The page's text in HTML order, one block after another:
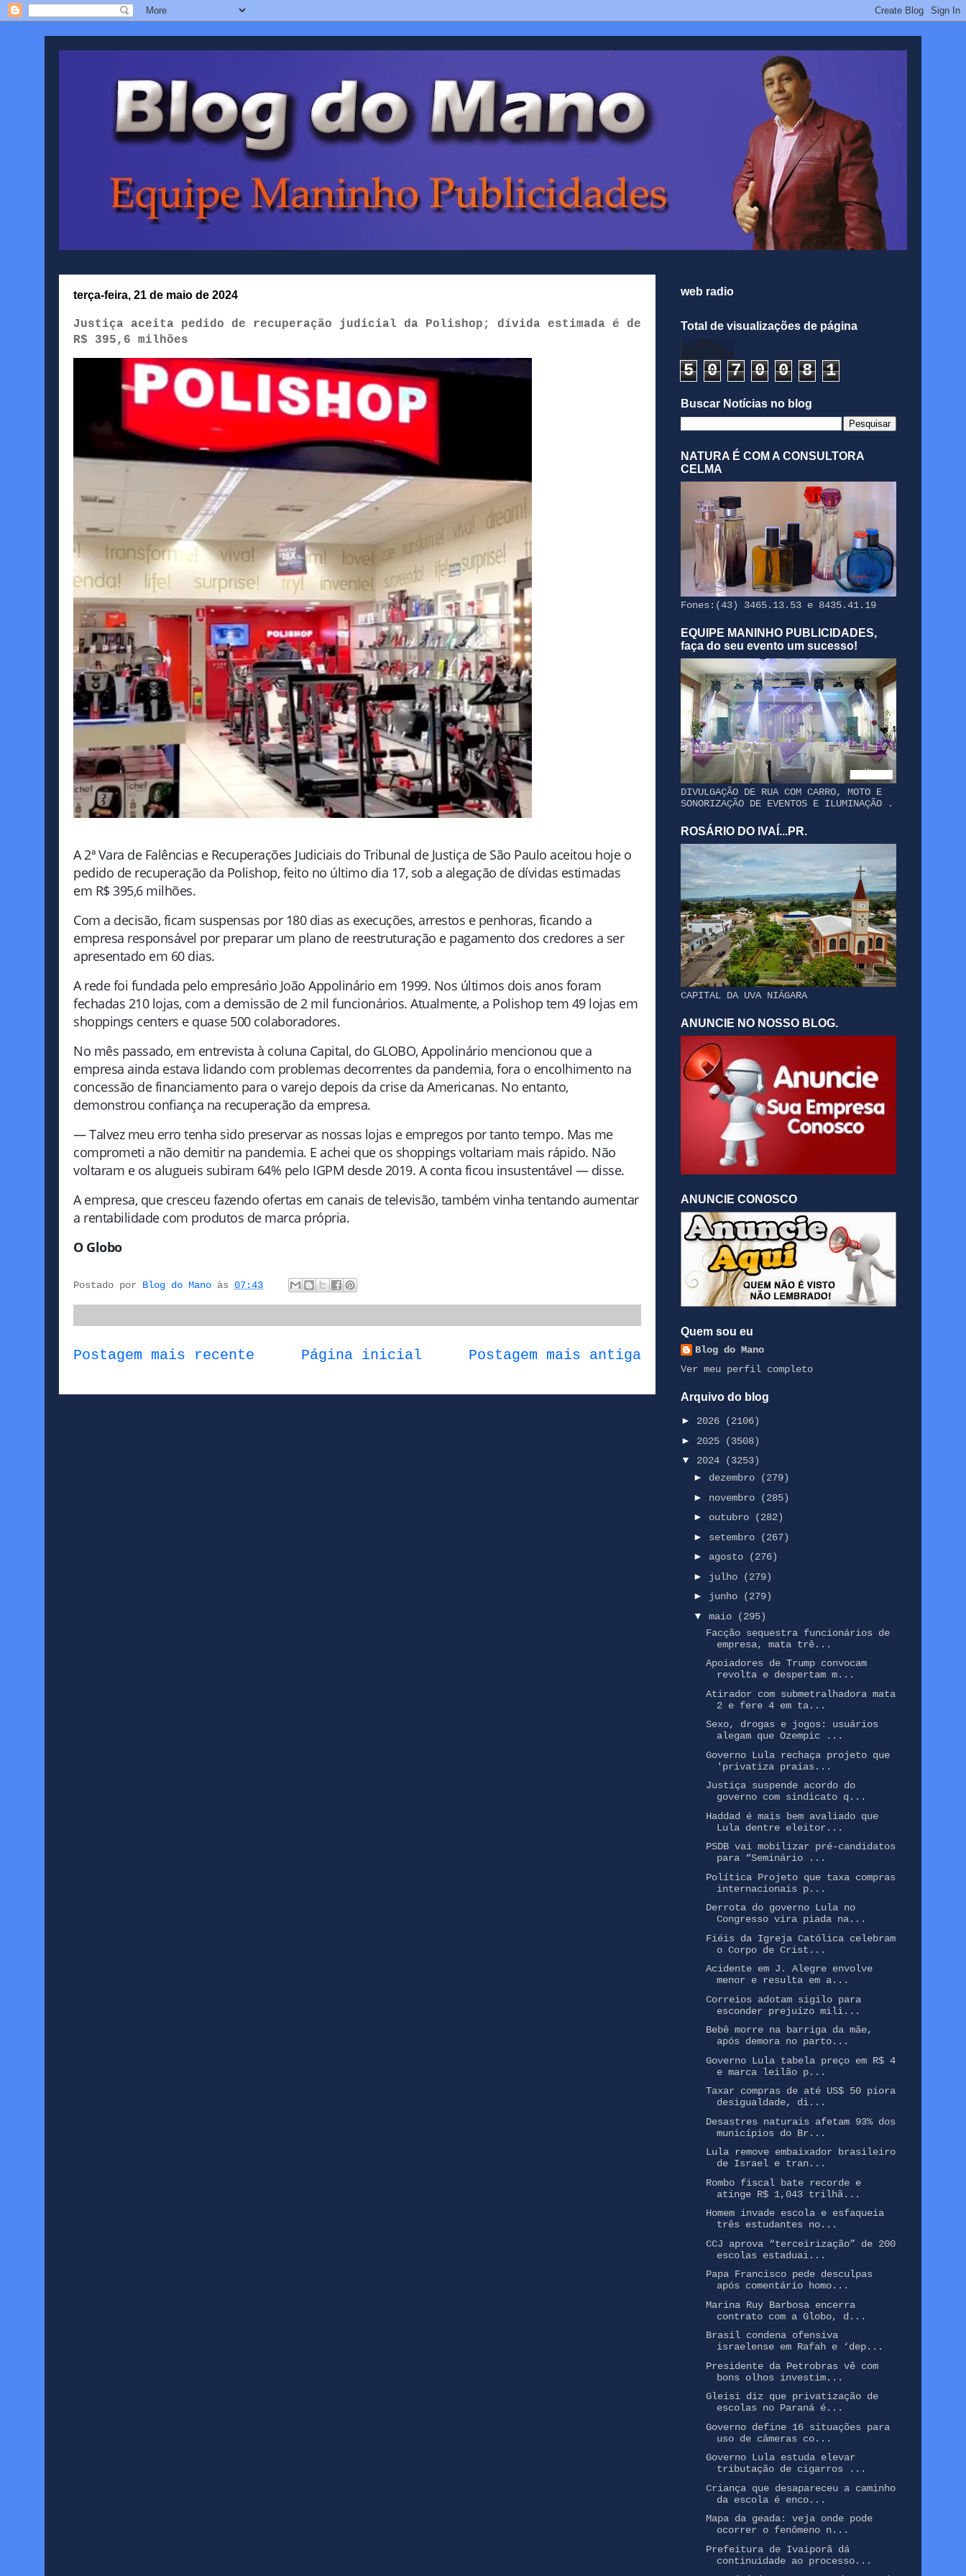
terça-feira, 21 de maio de 2024
Justiça aceita pedido de recuperação judicial da Polishop; dívida estimada é de
R$ 395,6 milhões
A 2ª Vara de Falências e Recuperações Judiciais do Tribunal de Justiça de São Paulo aceitou hoje o
pedido de recuperação da Polishop, feito no último dia 17, sob a alegação de dívidas estimadas
em R$ 395,6 milhões.
Com a decisão, ficam suspensas por 180 dias as execuções, arrestos e penhoras, ficando a
empresa responsável por preparar um plano de reestruturação e pagamento dos credores a ser
apresentado em 60 dias.
A rede foi fundada pelo empresário João Appolinário em 1999. Nos últimos dois anos foram
fechadas 210 lojas, com a demissão de 2 mil funcionários. Atualmente, a Polishop tem 49 lojas em
shoppings centers e quase 500 colaboradores.
No mês passado, em entrevista à coluna Capital, do GLOBO, Appolinário mencionou que a
empresa ainda estava lidando com problemas decorrentes da pandemia, fora o encolhimento na
concessão de financiamento para o varejo depois da crise da Americanas. No entanto,
demonstrou confiança na recuperação da empresa.
— Talvez meu erro tenha sido preservar as nossas lojas e empregos por tanto tempo. Mas me
comprometi a não demitir na pandemia. E achei que os shoppings voltariam mais rápido. Não
voltaram e os alugueis subiram 64% pelo IGPM desde 2019. A conta ficou insustentável — disse.
A empresa, que cresceu fazendo ofertas em canais de televisão, também vinha tentando aumentar
a rentabilidade com produtos de marca própria.
O Globo
Postado por Blog do Mano às 07:43
Postagem mais recente Postagem mais antiga
Página inicial
web radio
Total de visualizações de página
5 0 7 0 0 8 1
Buscar Notícias no blog
NATURA É COM A CONSULTORA
CELMA
Fones:(43) 3465.13.53 e 8435.41.19
EQUIPE MANINHO PUBLICIDADES,
faça do seu evento um sucesso!
DIVULGAÇÃO DE RUA COM CARRO, MOTO E
SONORIZAÇÃO DE EVENTOS E ILUMINAÇÃO .
ROSÁRIO DO IVAÍ...PR.
CAPITAL DA UVA NIÁGARA
ANUNCIE NO NOSSO BLOG.
ANUNCIE CONOSCO
Quem sou eu
Blog do Mano
Ver meu perfil completo
Arquivo do blog
► 2026
(2106)
► 2025
(3508)
▼ 2024
(3253)
► dezembro
(279)
► novembro
(285)
► outubro
(282)
► setembro
(267)
► agosto
(276)
► julho
(279)
► junho
(279)
▼ maio
(295)
Facção sequestra funcionários de
empresa, mata trê...
Apoiadores de Trump convocam
revolta e despertam m...
Atirador com submetralhadora mata
2 e fere 4 em ta...
Sexo, drogas e jogos: usuários
alegam que Ozempic ...
Governo Lula rechaça projeto que
'privatiza praias...
Justiça suspende acordo do
governo com sindicato q...
Haddad é mais bem avaliado que
Lula dentre eleitor...
PSDB vai mobilizar pré-candidatos
para “Seminário ...
Política Projeto que taxa compras
internacionais p...
Derrota do governo Lula no
Congresso vira piada na...
Fiéis da Igreja Católica celebram
o Corpo de Crist...
Acidente em J. Alegre envolve
menor e resulta em a...
Correios adotam sigilo para
esconder prejuízo mili...
Bebê morre na barriga da mãe,
após demora no parto...
Governo Lula tabela preço em R$ 4
e marca leilão p...
Taxar compras de até US$ 50 piora
desigualdade, di...
Desastres naturais afetam 93% dos
municípios do Br...
Lula remove embaixador brasileiro
de Israel e tran...
Rombo fiscal bate recorde e
atinge R$ 1,043 trilhã...
Homem invade escola e esfaqueia
três estudantes no...
CCJ aprova “terceirização” de 200
escolas estaduai...
Papa Francisco pede desculpas
após comentário homo...
Marina Ruy Barbosa encerra
contrato com a Globo, d...
Brasil condena ofensiva
israelense em Rafah e ‘dep...
Presidente da Petrobras vê com
bons olhos investim...
Gleisi diz que privatização de
escolas no Paraná é...
Governo define 16 situações para
uso de câmeras co...
Governo Lula estuda elevar
tributação de cigarros ...
Criança que desapareceu a caminho
da escola é enco...
Mapa da geada: veja onde pode
ocorrer o fenômeno n...
Prefeitura de Ivaiporã dá
continuidade ao processo...